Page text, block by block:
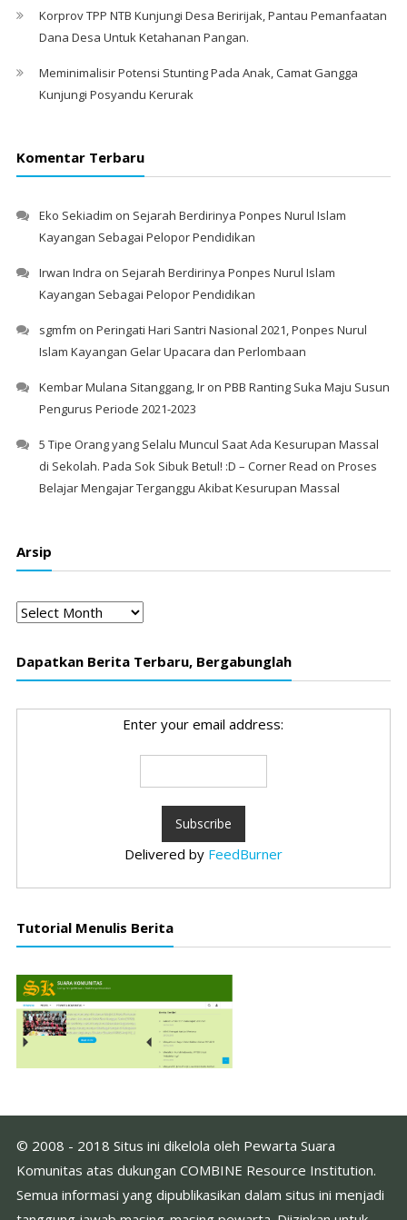
Korprov TPP NTB Kunjungi Desa Beririjak, Pantau Pemanfaatan
Dana Desa Untuk Ketahanan Pangan.
Meminimalisir Potensi Stunting Pada Anak, Camat Gangga
Kunjungi Posyandu Kerurak
Komentar Terbaru
Eko Sekiadim on Sejarah Berdirinya Ponpes Nurul Islam
Kayangan Sebagai Pelopor Pendidikan
Irwan Indra on Sejarah Berdirinya Ponpes Nurul Islam
Kayangan Sebagai Pelopor Pendidikan
sgmfm on Peringati Hari Santri Nasional 2021, Ponpes Nurul
Islam Kayangan Gelar Upacara dan Perlombaan
Kembar Mulana Sitanggang, Iron PBB Ranting Suka Maju Susun
Pengurus Periode 2021-2023
5 Tipe Orang yang Selalu Muncul Saat Ada Kesurupan Massal
di Sekolah. Pada Sok Sibuk Betul! :D – Corner Read on Proses
Belajar Mengajar Terganggu Akibat Kesurupan Massal
Arsip
Arsip
Dapatkan Berita Terbaru, Bergabunglah
Enter your email address:
Delivered by FeedBurner
Tutorial Menulis Berita
© 2008 - 2018 Situs ini dikelola oleh Pewarta Suara
Komunitas atas dukungan COMBINE Resource Institution.
Semua informasi yang dipublikasikan dalam situs ini menjadi